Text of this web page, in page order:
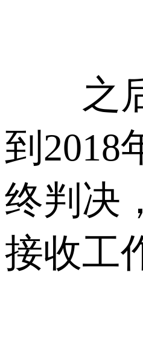
之后
到2018
终判决
接收工